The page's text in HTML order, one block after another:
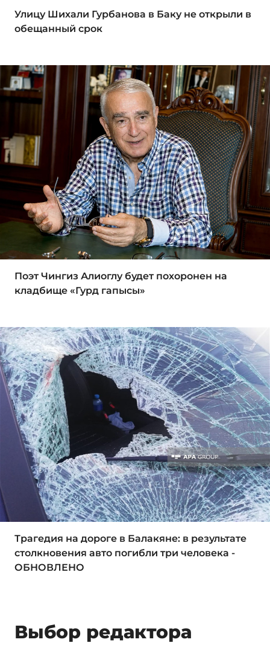
Улицу Шихали Гурбанова в Баку не открыли в
обещанный срок
Поэт Чингиз Алиоглу будет похоронен на
кладбище «Гурд гапысы»
Трагедия на дороге в Балакяне: в результате
столкновения авто погибли три человека -
ОБНОВЛЕНО
Выбор редактора